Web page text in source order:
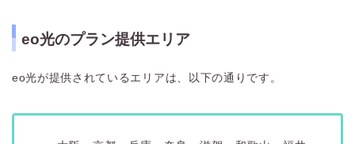
eo光のプラン提供エリア
eo光が提供されているエリアは、以下の通りです。